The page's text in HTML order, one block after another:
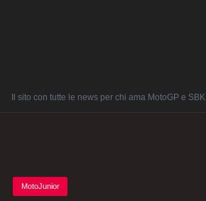
Il sito con tutte le news per chi ama MotoGP e SBK
Posted
in
MotoJunior